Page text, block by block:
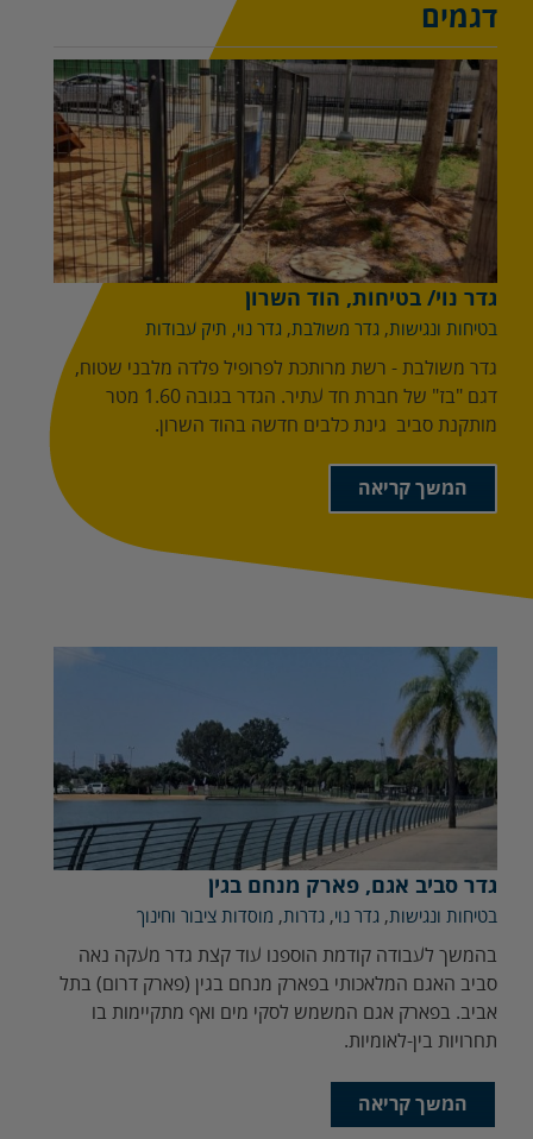
דגמים
גדר נוי/ בטיחות, הוד השרון
בטיחות ונגישות, גדר משולבת, גדר נוי, תיק עבודות
גדר משולבת - רשת מרותכת לפרופיל פלדה מלבני שטוח,
דגם "בז" של חברת חד עתיר. הגדר בגובה 1.60 מטר
מותקנת סביב גינת כלבים חדשה בהוד השרון.
המשך קריאה
גדר סביב אגם, פארק מנחם בגין
בטיחות ונגישות, גדר נוי, גדרות, מוסדות ציבור וחינוך
בהמשך לעבודה קודמת הוספנו עוד קצת גדר מעקה נאה
סביב האגם המלאכותי בפארק מנחם בגין (פארק דרום) בתל
אביב. בפארק אגם המשמש לסקי מים ואף מתקיימות בו
תחרויות בין-לאומיות.
המשך קריאה